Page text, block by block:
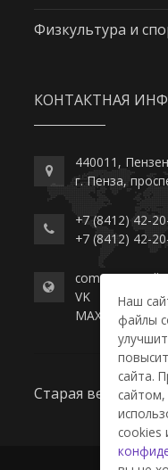
Физкультура и
КОНТАКТНАЯ
440011,
г. Пенза,
+7 (8412) 42-
+7 (8412) 42-
commerce-
VK
MAX
Старая версия
Наш
файлы
сайта.
cookies